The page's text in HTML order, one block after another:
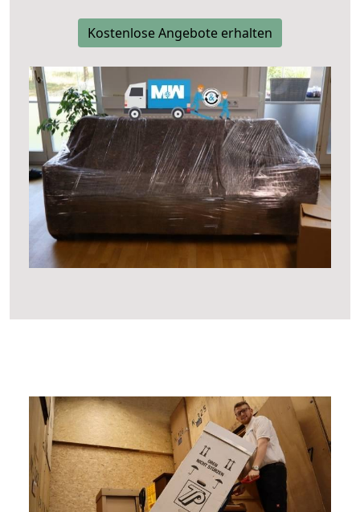
Kostenlose Angebote erhalten